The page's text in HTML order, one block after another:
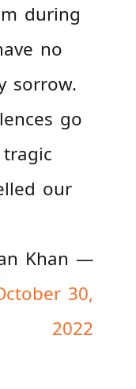
during
no
sorrow.
go
our
Khan
30,
2022